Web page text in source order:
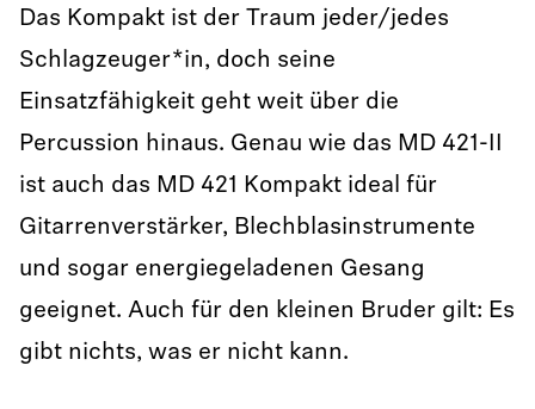
Das Kompakt ist der Traum jeder/jedes
Schlagzeuger*in, doch seine
Einsatzfähigkeit geht weit über die
Percussion hinaus. Genau wie das MD 421-II
ist auch das MD 421 Kompakt ideal für
Gitarrenverstärker, Blechblasinstrumente
und sogar energiegeladenen Gesang
geeignet. Auch für den kleinen Bruder gilt: Es
gibt nichts, was er nicht kann.